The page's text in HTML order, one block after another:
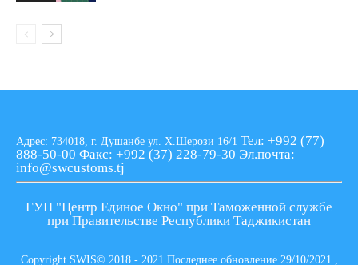
Адрес: 734018, г. Душанбе ул. Х.Шерози 16/1 Тел: +992 (77)
888-50-00 Факс: +992 (37) 228-79-30 Эл.почта:
info@swcustoms.tj
ГУП "Центр Единое Окно" при Таможенной службе
при Правительстве Республики Таджикистан
Copyright SWIS© 2018 - 2021 Последнее обновление 29/10/2021 ,